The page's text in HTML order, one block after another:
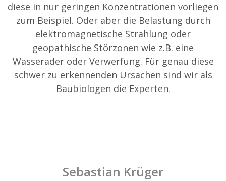
diese in nur geringen Konzentrationen vorliegen
zum Beispiel. Oder aber die Belastung durch
elektromagnetische Strahlung oder
geopathische Störzonen wie z.B. eine
Wasserader oder Verwerfung. Für genau diese
schwer zu erkennenden Ursachen sind wir als
Baubiologen die Experten.
Sebastian Krüger